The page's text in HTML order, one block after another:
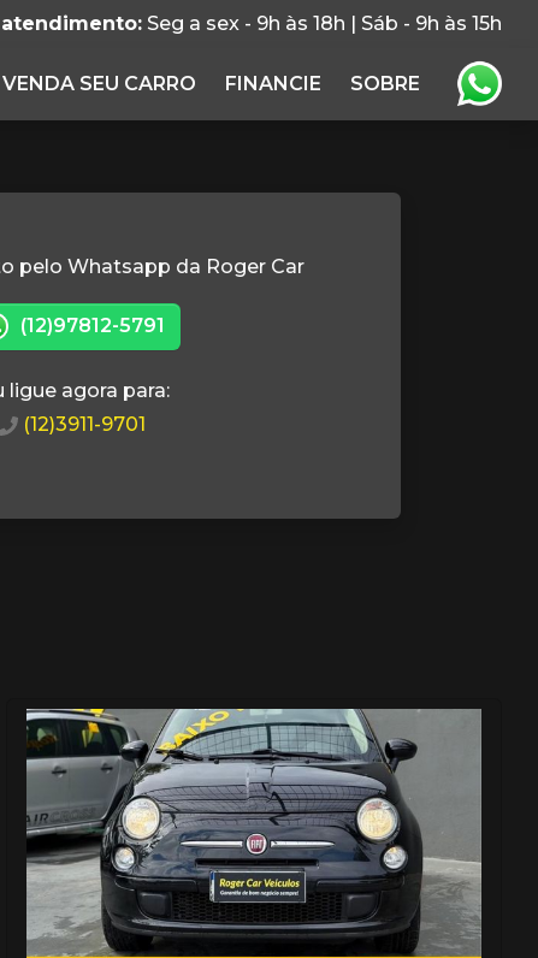
Seg a sex - 9h às 18h | Sáb - 9h às 15h
VENDA SEU CARRO FINANCIE SOBRE
pelo Whatsapp da Roger Car
(12)97812-5791
ligue agora para:
(12)3911-9701